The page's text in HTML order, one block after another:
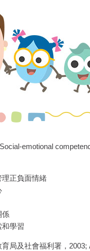
emotional
正負面情緒
係
學習
局及社會福利署，